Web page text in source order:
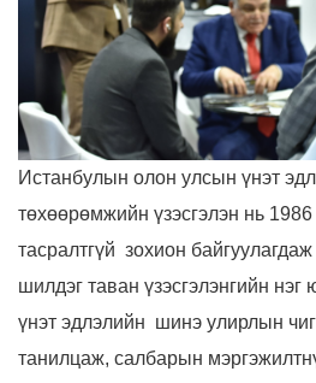
Истанбулын олон улсын үнэт
төхөөрөмжийн үзэсгэлэн нь
тасралтгүй зохион
шилдэг таван үзэсгэлэнгийн нэг
үнэт эдлэлийн шинэ улирлын
танилцаж, салбарын